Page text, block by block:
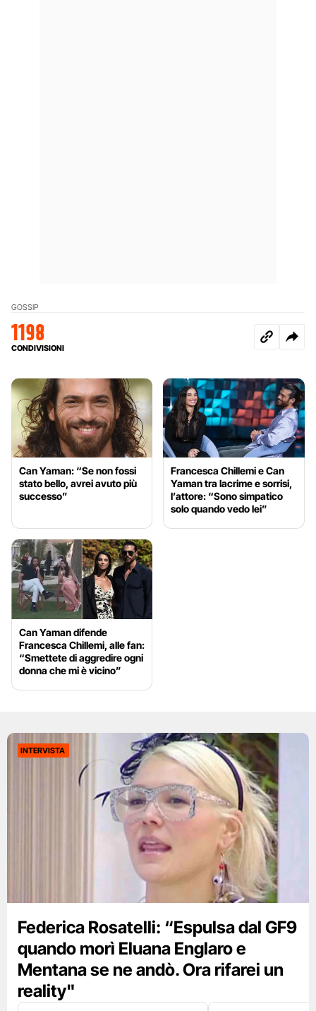
GOSSIP
1198
CONDIVISIONI
Can Yaman: “Se non fossi
stato bello, avrei avuto più
successo”
Francesca Chillemi e Can
Yaman tra lacrime e sorrisi,
l’attore: “Sono simpatico
solo quando vedo lei”
Can Yaman difende
Francesca Chillemi, alle fan:
“Smettete di aggredire ogni
donna che mi è vicino”
INTERVISTA
Federica Rosatelli: “Espulsa dal GF9
quando morì Eluana Englaro e
Mentana se ne andò. Ora rifarei un
reality"